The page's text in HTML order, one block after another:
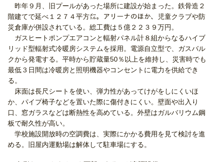
昨年９月、旧プールがあった場所に建設が始まった。鉄骨造２
階建てで延べ１２７４平方㍍。アリーナのほか、児童クラブや防
災倉庫が併設されている。総工費は５億２２３９万円。
ガスヒートポンプエアコンと輻射パネル計８組からなるハイブ
リッド型輻射式冷暖房システムを採用。電源自立型で、ガスバル
クから発電する。平時から貯蔵量50％以上を維持し、災害時でも
最低３日間は冷暖房と照明機器やコンセントに電力を供給でき
る。
床面は長尺シートを使い、弾力性があってけがをしにくいほ
か、パイプ椅子などを置いた際に傷付きにくい。壁面や出入り
口、窓ガラスなどは断熱性を高めている。外壁はガルバリウム鋼
板で耐久性が高い。
学校施設開放時の空調費は、実際にかかる費用を見て検討を進
める。旧屋内運動場は解体して駐車場にする。